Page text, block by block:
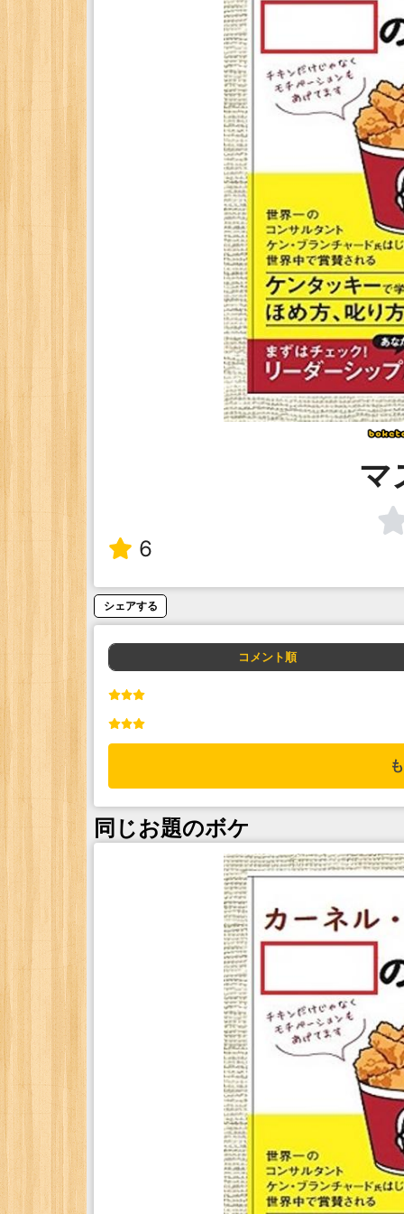
マ
6
シェアする
コメント順
同じお題のボケ